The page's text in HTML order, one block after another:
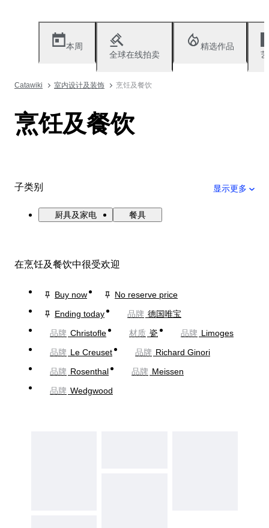
本周
全球在线拍卖
精选作品
Catawiki 室内设计及装饰 烹饪及餐饮
烹饪及餐饮
子类别 显示更多
厨具及家电 餐具
在烹饪及餐饮中很受欢迎
Buy now
No reserve price
Ending today
品牌 德国唯宝
品牌 Christofle 材质 瓷 品牌 Limoges
品牌 Le Creuset 品牌 Richard Ginori
品牌 Rosenthal 品牌 Meissen
品牌 Wedgwood